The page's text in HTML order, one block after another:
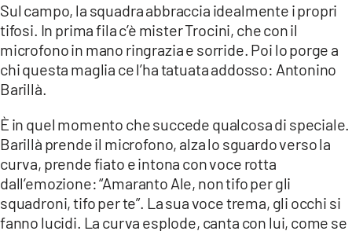
App
APPLE
Sul campo, la squadra abbraccia idealmente i propri
tifosi. In prima fila c’è mister Trocini, che con il
microfono in mano ringrazia e sorride. Poi lo porge a
chi questa maglia ce l’ha tatuata addosso: Antonino
Barillà.
È in quel momento che succede qualcosa di speciale.
Barillà prende il microfono, alza lo sguardo verso la
curva, prende fiato e intona con voce rotta
dall’emozione: “Amaranto Ale, non tifo per gli
squadroni, tifo per te”. La sua voce trema, gli occhi si
fanno lucidi. La curva esplode, canta con lui, come se